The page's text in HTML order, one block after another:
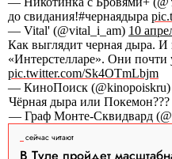
до свидания!#чернаядыра
— Vital' (@vital_i_am) 10
Как выглядит черная дыра. И
«Интерстелларе». Они почти
pic.twitter.com/Sk4OTmLbjm
— КиноПоиск (@kinopoiskru)
Чёрная дыра или Покемон???
— Граф Монте-Сквидвард
сейчас читают